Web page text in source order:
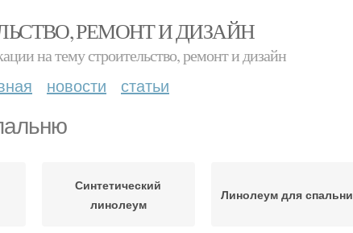
РЕМОНТ И ДИЗАЙН
на тему строительство, ремонт и дизайн
новости статьи
Синтетический
линолеум
Линолеум для спальни